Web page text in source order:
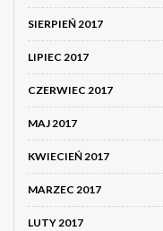
SIERPIEŃ 2017
LIPIEC 2017
CZERWIEC 2017
MAJ 2017
KWIECIEŃ 2017
MARZEC 2017
LUTY 2017